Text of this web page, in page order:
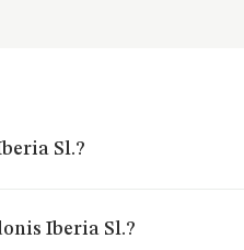
Sl.?
Iberia Sl.?